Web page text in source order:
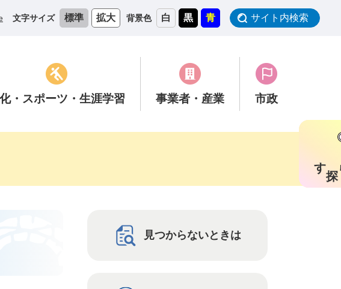
文字サイズ 標準 拡大 背景色 白 黒 青 サイト内検索
・スポーツ ・生涯学習 事業者 ・産業 市政
す
見つからないときは